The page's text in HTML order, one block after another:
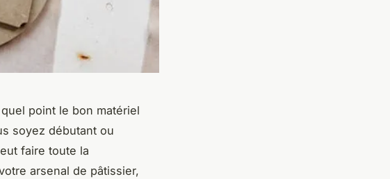
point le bon matériel
soyez débutant ou
faire toute la
arsenal de pâtissier,